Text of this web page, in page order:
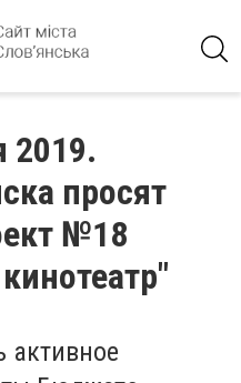
2019.
просят
№18
активное